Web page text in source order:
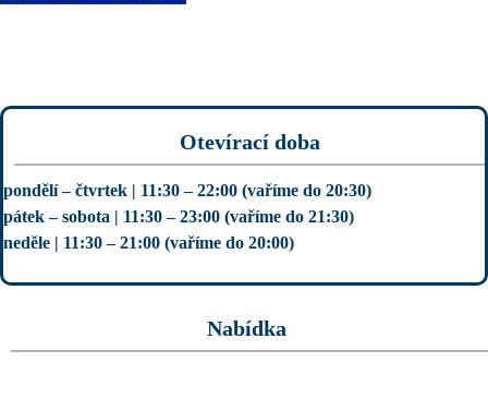
Otevírací doba
pondělí – čtvrtek | 11:30 – 22:00 (vaříme do 20:30)
pátek – sobota | 11:30 – 23:00 (vaříme do 21:30)
neděle | 11:30 – 21:00 (vaříme do 20:00)
Nabídka